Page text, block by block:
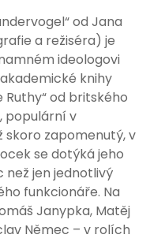
od Jana
a režiséra) je
ideologovi
knihy
Ruthy“ od britského
populární v
skoro zapomenutý, v
se dotýká jeho
jen jednotlivý
funkcionáře. Na
Janypka, Matěj
Němec – v rolích